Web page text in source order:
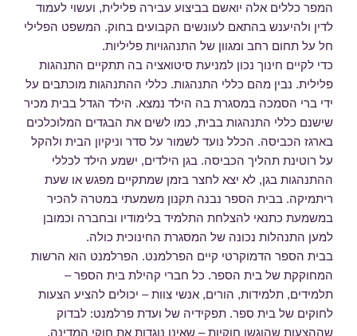
המפר כללים אלה יואשם בביצוע עבירה פלילית, ועשוי לעמוד
לדין ולהיענש בהתאם לעונשים הקבועים בחוק. המשפט הפלילי
חל על תחום רחב ומגוון של התנהגויות פליליות.
כדי לקיים חינוך נכון למניעת סיטואציה בה תתקיים התנהגות
פלילית. נבין מהם כללי התנהגות. כללי ההתנהגות מוכתבים על
ידי ברי הסמכה במסגרת בה הילד נמצא. הילד הגדל בבית מכיר
שישנם כללי התנהגות בבית, כמו לשים את הבגדים המלוכלכים
בארגז הכביסה. הכלל נועד לשמור על סדר וניקיון הבית ולהקל
על רוטינת תהליך הכביסה. בגן הילדים, ישמע הילד לכללי
ההתנהגות בגן, לא יצא לחצר בזמן שמתקיים מפגש או שעת
ריתמיקה. בבית הספר נבנה תקנון משמעתי במטרה להכיר
במשמעת כתנאי להצלחת התלמיד בלימודיו ובחברה וכמובן
למען התנהלות נכונה של המסגרת החינוכית כולה.
בבית הספר הדמוקרטי קיים הפרלמנט. הפרלמנט הוא הרשות
המחוקקת של בית הספר. כל חברי קהילת בית הספר –
תלמידים, תלמידות, הורים, אנשי צוות – יכולים להציע הצעות
לחוקים של בית ספר. תפקידיה של ועדת פרלמנט: לבדוק
שההצעות שהוגשו חוקיות – שאינן נוגדות את חוקי המדינה,